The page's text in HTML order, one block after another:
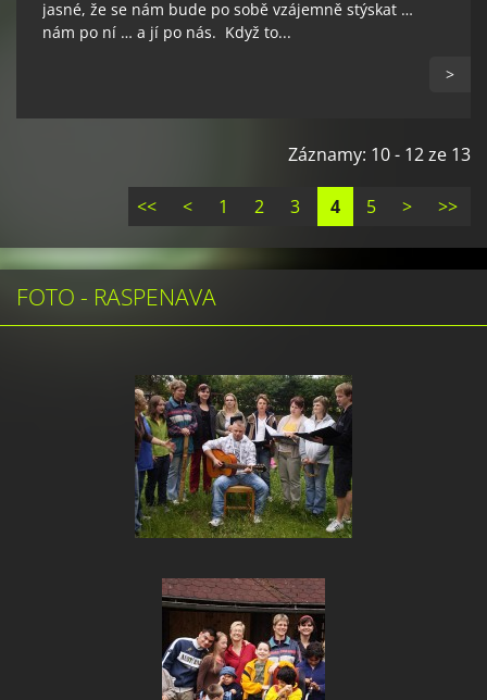
jasné, že se nám bude po sobě vzájemně stýskat …
nám po ní … a jí po nás. Když to...
>
Záznamy: 10 - 12 ze 13
<< < 1 2 3 4 5 > >>
FOTO - RASPENAVA